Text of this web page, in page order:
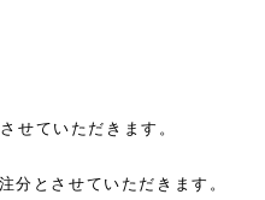
せていただきます。
分とさせていただきます。